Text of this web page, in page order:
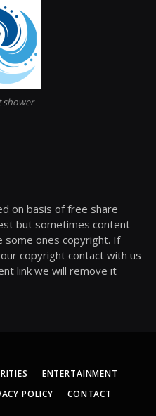
shower
on basis of free share
but sometimes content
some ones copyright. If
copyright contact with us
link we will remove it
ENTERTAINMENT
POLICY CONTACT